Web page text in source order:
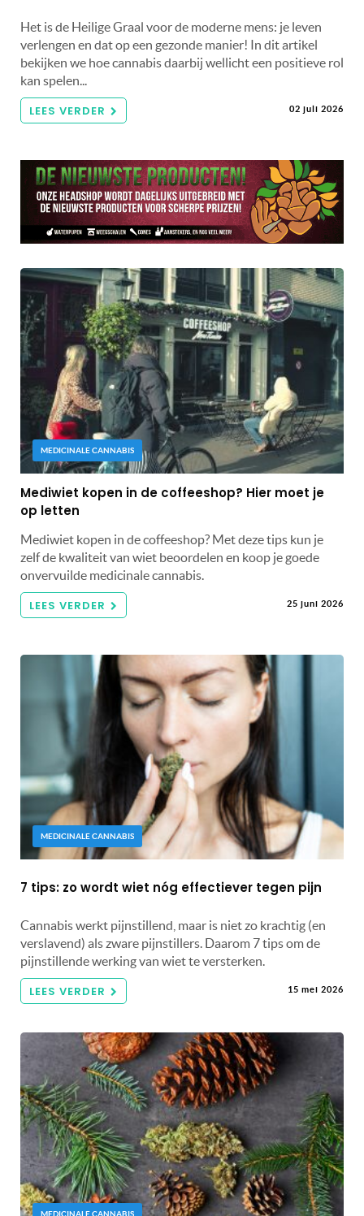
Het is de Heilige Graal voor de moderne mens: je leven
verlengen en dat op een gezonde manier! In dit artikel
bekijken we hoe cannabis daarbij wellicht een positieve rol
kan spelen...
LEES VERDER 02 juli 2026
MEDICINALE CANNABIS
Mediwiet kopen in de coffeeshop? Hier moet je
op letten
Mediwiet kopen in de coffeeshop? Met deze tips kun je
zelf de kwaliteit van wiet beoordelen en koop je goede
onvervuilde medicinale cannabis.
LEES VERDER 25 juni 2026
MEDICINALE CANNABIS
7 tips: zo wordt wiet nóg effectiever tegen pijn
Cannabis werkt pijnstillend, maar is niet zo krachtig (en
verslavend) als zware pijnstillers. Daarom 7 tips om de
pijnstillende werking van wiet te versterken.
LEES VERDER 15 mei 2026
MEDICINALE CANNABIS